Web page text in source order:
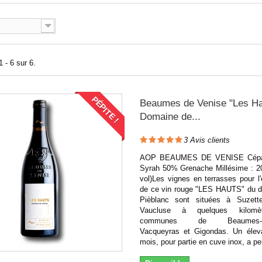
- 6 sur 6.
PÉPITE !
Beaumes de Venise "Les
Domaine de...
3Avis clients
AOP BEAUMES DE VENISE
Syrah 50% Grenache Millésime :
vol)Les vignes en terrasses pour
de ce vin rouge "LES HAUTS" du
Pièblanc sont situées à
Vaucluse à quelques
communes de Beaumes-
Vacqueyras et Gigondas. Un
mois, pour partie en cuve inox, a